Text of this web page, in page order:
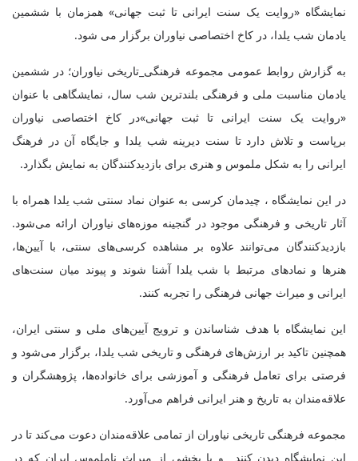
نمایشگاه «روایت یک سنت ایرانی تا ثبت جهانی» همزمان با ششمین
یادمان شب یلدا، در کاخ اختصاصی نیاوران برگزار می شود.
به گزارش روابط عمومی مجموعه فرهنگی_تاریخی نیاوران؛ در ششمین
یادمان مناسبت ملی و فرهنگی بلندترین شب سال، نمایشگاهی با عنوان
«روایت یک سنت ایرانی تا ثبت جهانی»در کاخ اختصاصی نیاوران
برپاست و تلاش دارد تا سنت دیرینه شب یلدا و جایگاه آن در فرهنگ
ایرانی را به شکل ملموس و هنری برای بازدیدکنندگان به نمایش بگذارد.
در این نمایشگاه ، چیدمان کرسی به عنوان نماد سنتی شب یلدا همراه با
آثار تاریخی و فرهنگی موجود در گنجینه موزه‌های نیاوران ارائه می‌شود.
بازدیدکنندگان می‌توانند علاوه بر مشاهده کرسی‌های سنتی، با آیین‌ها،
هنرها و نمادهای مرتبط با شب یلدا آشنا شوند و پیوند میان سنت‌های
ایرانی و میراث جهانی فرهنگی را تجربه کنند.
این نمایشگاه با هدف شناساندن و ترویج آیین‌های ملی و سنتی ایران،
همچنین تاکید بر ارزش‌های فرهنگی و تاریخی شب یلدا، برگزار می‌شود و
فرصتی برای تعامل فرهنگی و آموزشی برای خانواده‌ها، پژوهشگران و
علاقه‌مندان به تاریخ و هنر ایرانی فراهم می‌آورد.
مجموعه فرهنگی تاریخی نیاوران از تمامی علاقه‌مندان دعوت می‌کند تا در
این نمایشگاه دیدن کنند و با بخشی از میراث ناملموس ایران که در